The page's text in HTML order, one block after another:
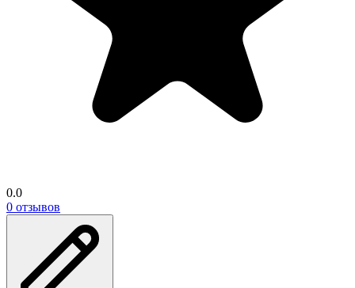
0.0
0 отзывов